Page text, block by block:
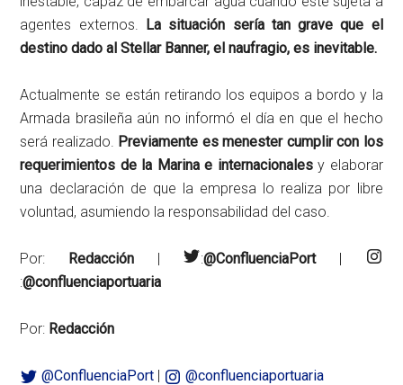
agentes externos. La situación sería tan grave que el
destino dado al Stellar Banner, el naufragio, es inevitable.
Actualmente se están retirando los equipos a bordo y la
Armada brasileña aún no informó el día en que el hecho
será realizado. Previamente es menester cumplir con los
requerimientos de la Marina e internacionalesy elaborar
una declaración de que la empresa lo realiza por libre
voluntad, asumiendo la responsabilidad del caso.
Por: Redacción | :@ConfluenciaPort|
:@confluenciaportuaria
Por: Redacción
@ConfluenciaPort | @confluenciaportuaria